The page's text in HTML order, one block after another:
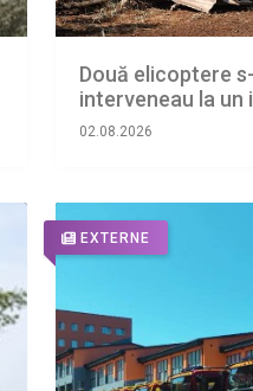
Două elicoptere
interveneau la un
02.08.2026
EXTERNE